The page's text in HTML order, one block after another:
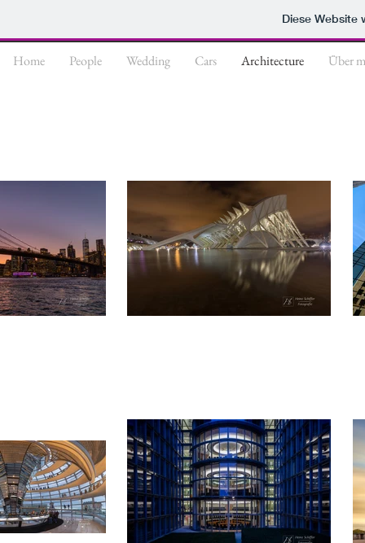
Diese Website
Home People Wedding Cars Architecture Über